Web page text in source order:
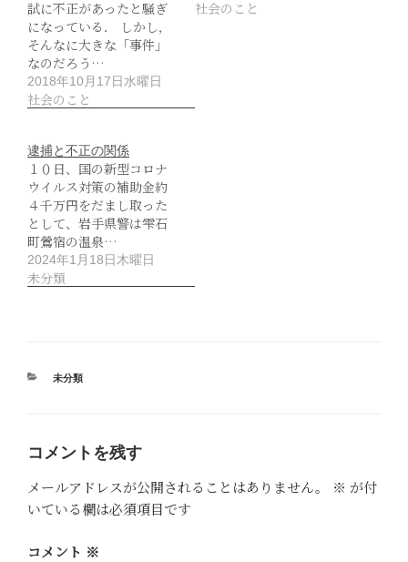
試に不正があったと騒ぎ
になっている． しかし，
そんなに大きな「事件」
なのだろう…
2018年10月17日水曜日
社会のこと
社会のこと
逮捕と不正の関係
１０日、国の新型コロナ
ウイルス対策の補助金約
４千万円をだまし取った
として、岩手県警は雫石
町鶯宿の温泉…
2024年1月18日木曜日
未分類
カ
未分類
コメントを残す
メールアドレスが公開されることはありません。 ※ が付
いている欄は必須項目です
コメント ※